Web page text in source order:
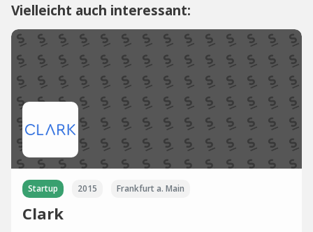
Vielleicht auch interessant:
Startup 2015 Frankfurt a. Main
Clark